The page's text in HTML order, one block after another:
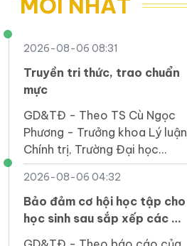
MỚI NHẤT
2026-08-06 08:31
Truyền tri thức, trao chuẩn
mực
GD&TĐ - Theo TS Cù Ngọc
Phương - Trưởng khoa Lý luận
Chính trị, Trường Đại học
Nguyễn Tất Thành, muốn hình
thành hệ giá trị và chuẩn mực
con người Việt Nam, nhà
trường phải tạo môi trường
2026-08-06 04:32
Bảo đảm cơ hội học tập cho
học sinh sau sắp xếp các cơ
sở giáo dục